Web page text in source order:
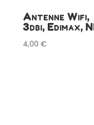
Antenne Wifi,
3dbi, Edimax,
4,00 €